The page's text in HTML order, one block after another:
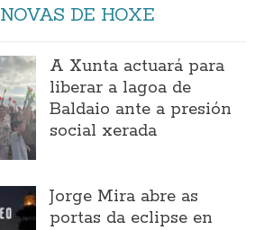
NOVAS DE HOXE
A Xunta actuará para
liberar a lagoa de
Baldaio ante a presión
social xerada
Jorge Mira abre as
portas da eclipse en